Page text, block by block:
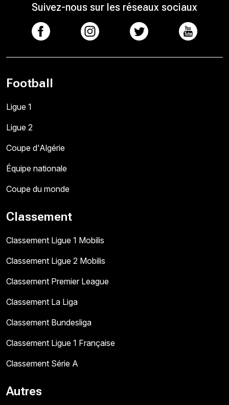
Suivez-nous sur les réseaux sociaux
Football
Ligue 1
Ligue 2
Coupe d'Algérie
Équipe nationale
Coupe du monde
Classement
Classement Ligue 1 Mobilis
Classement Ligue 2 Mobilis
Classement Premier League
Classement La Liga
Classement Bundesliga
Classement Ligue 1 Française
Classement Série A
Autres